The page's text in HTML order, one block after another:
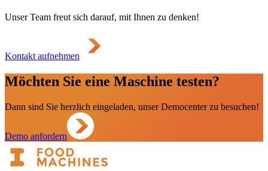
Unser Team freut sich darauf, mit Ihnen zu denken!
Kontakt aufnehmen
Möchten Sie eine Maschine testen?
Dann sind Sie herzlich eingeladen, unser Democenter zu besuchen!
Demo anfordern